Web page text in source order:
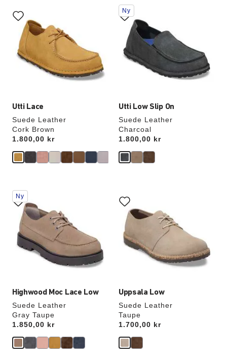
Utti Lace
Suede Leather
Cork Brown
Price:
1.800,00 kr
med
provfärger
kommer
uppdatera
produktbilden
Utti Low Slip On
Suede Leather
Charcoal
Price:
1.800,00 kr
Interaktion
med
provfärger
kommer
uppdatera
produktbilden
Ny
Highwood Moc Lace Low
Suede Leather
Gray Taupe
Price:
1.850,00 kr
Interaktion
med
provfärger
kommer
uppdatera
produktbilden
Ny
Uppsala Low
Suede Leather
Taupe
Price:
1.700,00 kr
med
provfärger
kommer
uppdatera
produktbilden